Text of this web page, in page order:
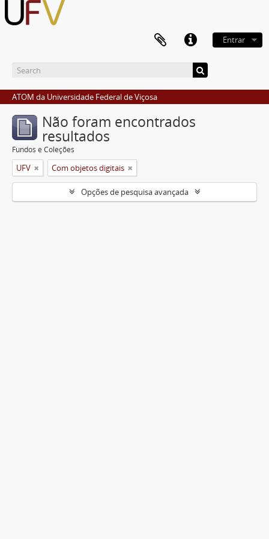
Entrar
ATOM da Universidade Federal de Viçosa
Não foram encontrados
resultados
Fundos e Coleções
UFV Com objetos digitais
Opções de pesquisa avançada